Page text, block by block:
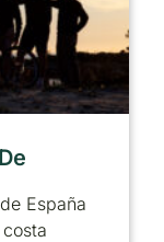
España